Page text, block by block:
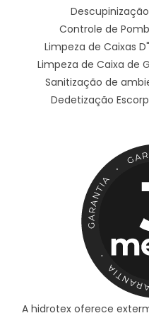
Controle de
Limpeza de Caixas
Limpeza de Caixa de
Sanitização de
Dedetização
A hidrotex oferece